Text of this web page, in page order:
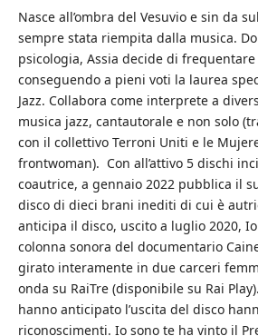
Nasce all’ombra del Vesuvio e sin da
sempre stata riempita dalla musica.
psicologia, Assia decide di
conseguendo a pieni voti la laurea
Jazz. Collabora come interprete a
musica jazz, cantautorale e non solo
con il collettivo Terroni Uniti e le
frontwoman). Con all’attivo 5 dischi
coautrice, a gennaio 2022 pubblica il
disco di dieci brani inediti di cui è
anticipa il disco, uscito a luglio 2020, Io
colonna sonora del documentario
girato interamente in due carceri
onda su RaiTre (disponibile su Rai
hanno anticipato l’uscita del disco
riconoscimenti. Io sono te ha vinto il